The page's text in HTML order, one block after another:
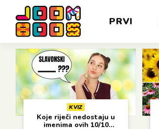
PRVI
KVIZ
Koje riječi nedostaju u
imenima ovih 10/10